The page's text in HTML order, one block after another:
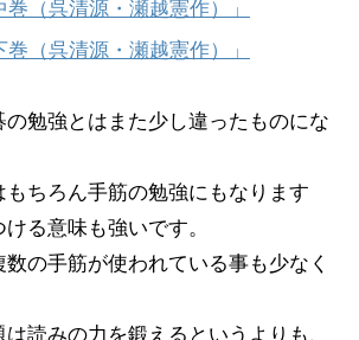
巻（呉清源・瀬越憲作）」
巻（呉清源・瀬越憲作）」
勉強とはまた少し違ったものにな
ちろん手筋の勉強にもなります
る意味も強いです。
の手筋が使われている事も少なく
読みの力を鍛えるというよりも、